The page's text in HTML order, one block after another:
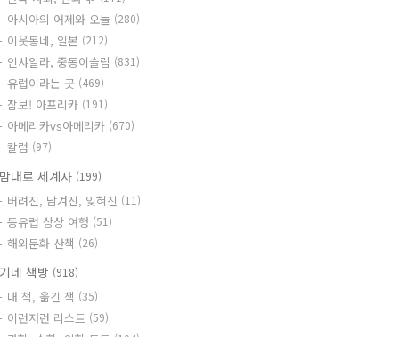
아시아의 어제와 오늘 (280)
이웃동네, 일본 (212)
인샤알라, 중동이슬람 (831)
유럽이라는 곳 (469)
잠보! 아프리카 (191)
아메리카vs아메리카 (670)
칼럼 (97)
대로 세계사 (199)
버려진, 남겨진, 잊혀진 (11)
동유럽 상상 여행 (51)
해외문화 산책 (26)
네 책방 (918)
내 책, 옮긴 책 (35)
이런저런 리스트 (59)